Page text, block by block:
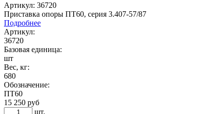
Артикул: 36720
Приставка опоры ПТ60, серия 3.407-57/87
Подробнее
Артикул:
36720
Базовая единица:
шт
Вес, кг:
680
Обозначение:
ПТ60
15 250 руб
шт.